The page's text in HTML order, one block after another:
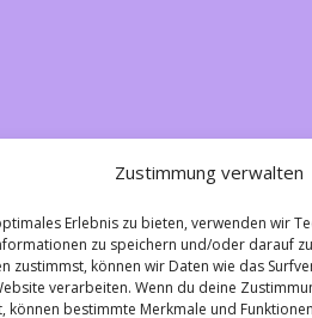
Zustimmung verwalten
Erlebnis zu bieten, verwenden wir
zu speichern und/oder darauf
zustimmst, können wir Daten wie das
verarbeiten. Wenn du deine
können bestimmte Merkmale und